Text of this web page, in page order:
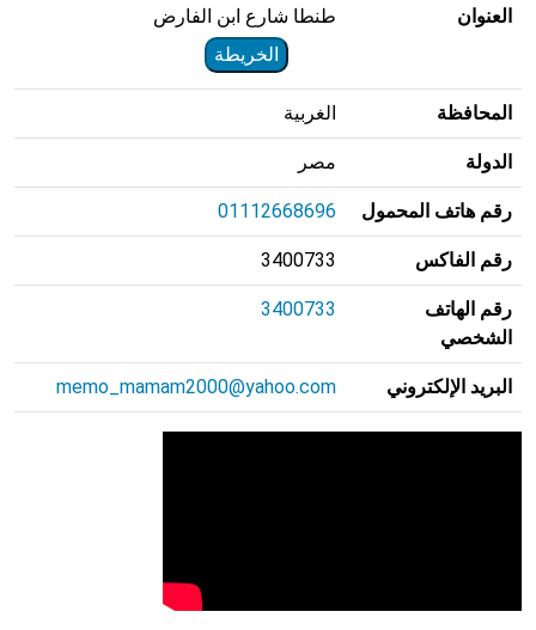
العنوان
طنطا شارع ابن الفارض
الخريطة
المحافظة الغربية
الدولة مصر
رقم هاتف المحمول 01112668696
رقم الفاكس 3400733
رقم الهاتف
الشخصي
3400733
البريد الإلكتروني memo_mamam2000@yahoo.com